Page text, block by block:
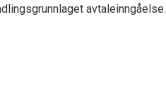
avtaleinngåelse.